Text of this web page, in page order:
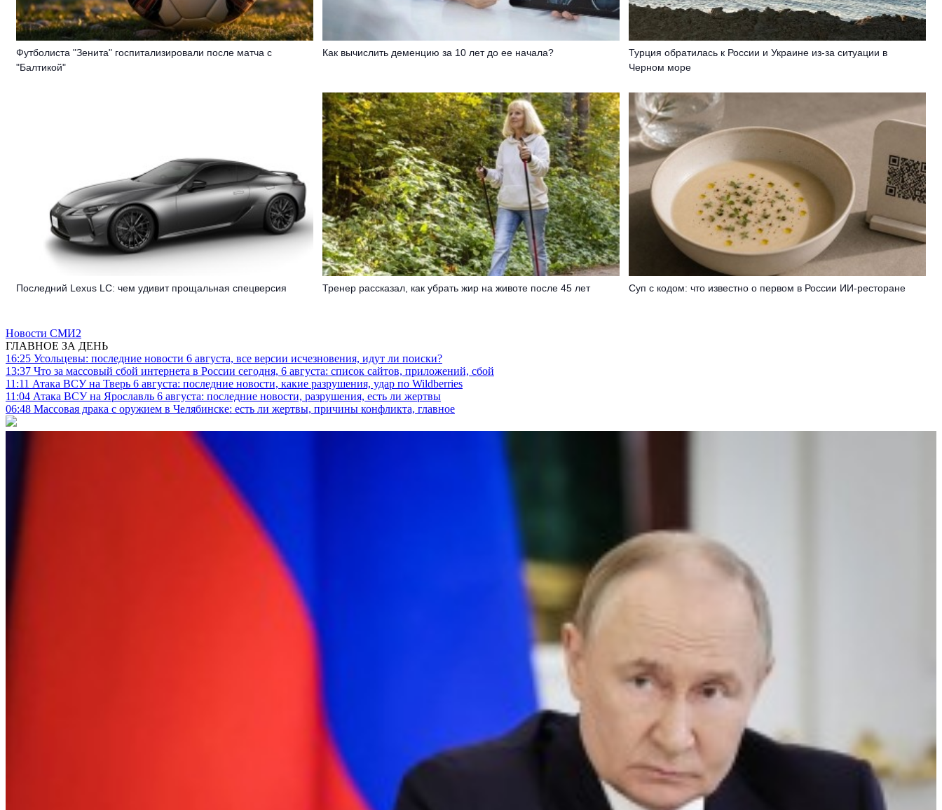
Футболиста "Зенита" госпитализировали после матча с
"Балтикой"
Как вычислить деменцию за 10 лет до ее начала?
Турция обратилась к России и Украине из-за ситуации в
Черном море
Последний Lexus LC: чем удивит прощальная спецверсия Тренер рассказал, как убрать жир на животе после 45 лет Суп с кодом: что известно о первом в России ИИ-ресторане
Новости СМИ2
ГЛАВНОЕ ЗА ДЕНЬ
16:25 Усольцевы: последние новости 6 августа, все версии исчезновения, идут ли поиски?
13:37 Что за массовый сбой интернета в России сегодня, 6 августа: список сайтов, приложений, сбой
11:11 Атака ВСУ на Тверь 6 августа: последние новости, какие разрушения, удар по Wildberries
11:04 Атака ВСУ на Ярославль 6 августа: последние новости, разрушения, есть ли жертвы
06:48 Массовая драка с оружием в Челябинске: есть ли жертвы, причины конфликта, главное